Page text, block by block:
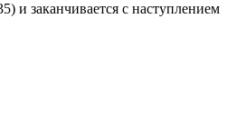
и заканчивается с наступлением